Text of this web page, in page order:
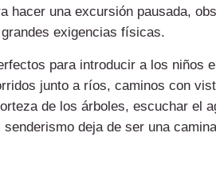
hacer una excursión pausada,
exigencias físicas.
para introducir a los niños
junto a ríos, caminos con
de los árboles, escuchar el
deja de ser una